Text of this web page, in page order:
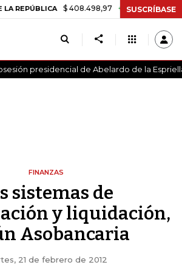
$ 408.498,97 +$ 8.753,81 +2,19%
SUSCRÍBASE
presidencial de Abelardo de la
FINANZAS
sistemas de
y liquidación,
Asobancaria
21 de febrero de 2012